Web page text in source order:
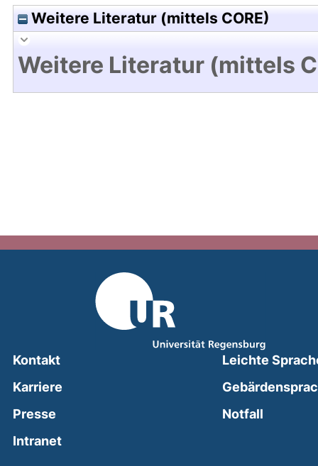
Weitere Literatur (mittels CORE)
Weitere Literatur (mittels
Kontakt
Karriere
Presse
Intranet(external link, opens in a new window)
Leichte
Notfall